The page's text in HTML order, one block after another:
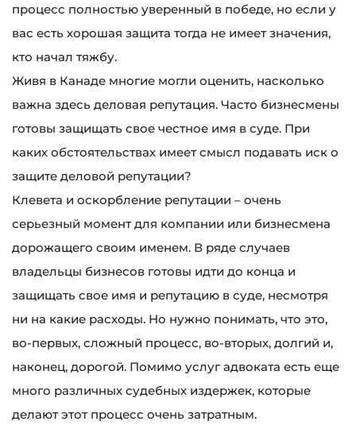
процесс полностью уверенный в победе, но если у
вас есть хорошая защита тогда не имеет значения,
кто начал тяжбу.
Живя в Канаде многие могли оценить, насколько
важна здесь деловая репутация. Часто бизнесмены
готовы защищать свое честное имя в суде. При
каких обстоятельствах имеет смысл подавать иск о
защите деловой репутации?
Клевета и оскорбление репутации – очень
серьезный момент для компании или бизнесмена
дорожащего своим именем. В ряде случаев
владельцы бизнесов готовы идти до конца и
защищать свое имя и репутацию в суде, несмотря
ни на какие расходы. Но нужно понимать, что это,
во-первых, сложный процесс, во-вторых, долгий и,
наконец, дорогой. Помимо услуг адвоката есть еще
много различных судебных издержек, которые
делают этот процесс очень затратным.